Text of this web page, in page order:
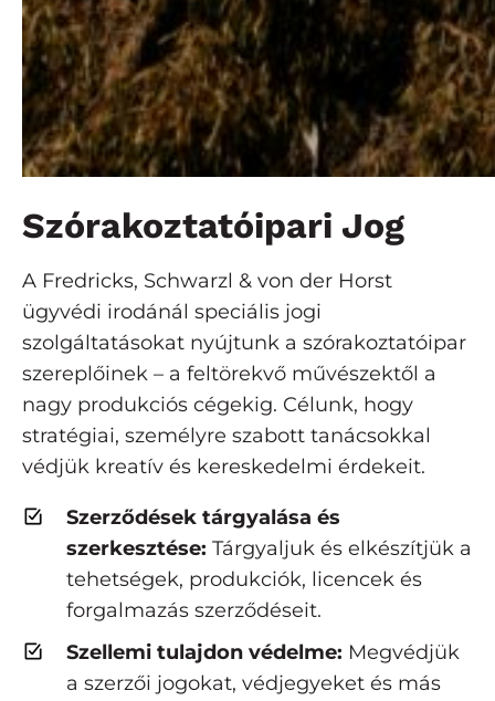
Szórakoztatóipari Jog
A Fredricks, Schwarzl & von der Horst
ügyvédi irodánál speciális jogi
szolgáltatásokat nyújtunk a szórakoztatóipar
szereplőinek – a feltörekvő művészektől a
nagy produkciós cégekig. Célunk, hogy
stratégiai, személyre szabott tanácsokkal
védjük kreatív és kereskedelmi érdekeit.
Szerződések tárgyalása és
szerkesztése: Tárgyaljuk és elkészítjük a
tehetségek, produkciók, licencek és
forgalmazás szerződéseit.
Szellemi tulajdon védelme: Megvédjük
a szerzői jogokat, védjegyeket és más